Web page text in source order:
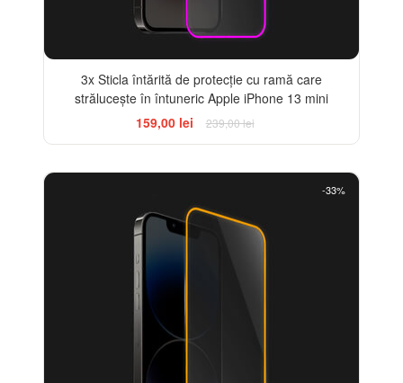
3x Sticla întărită de protecție cu ramă care
strălucește în întuneric Apple iPhone 13 mini
159,00 lei
239,00 lei
-33%